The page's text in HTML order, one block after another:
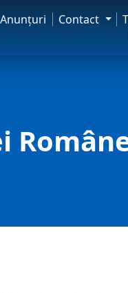
Anunţuri Contact